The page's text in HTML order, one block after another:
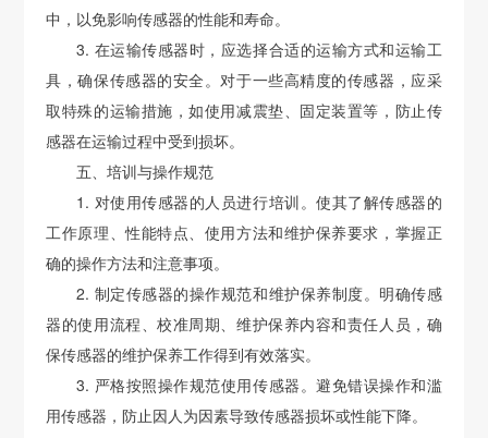
中，以免影响传感器的性能和寿命。
3. 在运输传感器时，应选择合适的运输方式和运输工
具，确保传感器的安全。对于一些高精度的传感器，应采
取特殊的运输措施，如使用减震垫、固定装置等，防止传
感器在运输过程中受到损坏。
五、培训与操作规范
1. 对使用传感器的人员进行培训。使其了解传感器的
工作原理、性能特点、使用方法和维护保养要求，掌握正
确的操作方法和注意事项。
2. 制定传感器的操作规范和维护保养制度。明确传感
器的使用流程、校准周期、维护保养内容和责任人员，确
保传感器的维护保养工作得到有效落实。
3. 严格按照操作规范使用传感器。避免错误操作和滥
用传感器，防止因人为因素导致传感器损坏或性能下降。